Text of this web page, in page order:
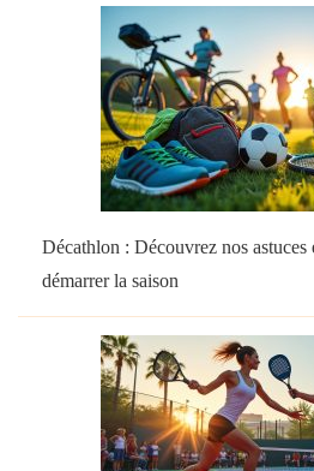
Décathlon : Découvrez nos astuces
démarrer la saison